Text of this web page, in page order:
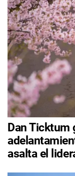
Dan Ticktum
asalta el